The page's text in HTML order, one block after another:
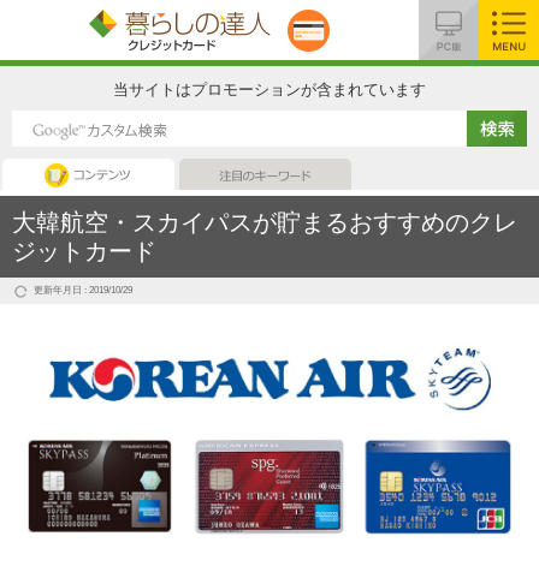
MENU
当サイトはプロモーションが含まれています
コンテンツ 注目のキーワード
大韓航空・スカイパスが貯まるおすすめのクレ
ジットカード
更新年月日 : 2019/10/29